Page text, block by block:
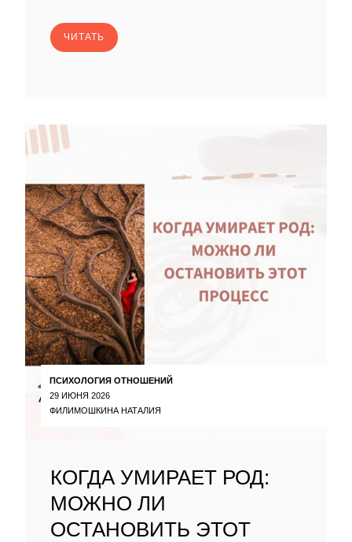
ЧИТАТЬ
ПСИХОЛОГИЯ ОТНОШЕНИЙ
29 ИЮНЯ 2026
ФИЛИМОШКИНА НАТАЛИЯ
КОГДА УМИРАЕТ РОД:
МОЖНО ЛИ
ОСТАНОВИТЬ ЭТОТ